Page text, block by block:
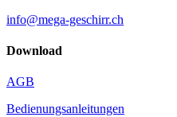
info@mega-geschirr.ch
Download
AGB
Bedienungsanleitungen